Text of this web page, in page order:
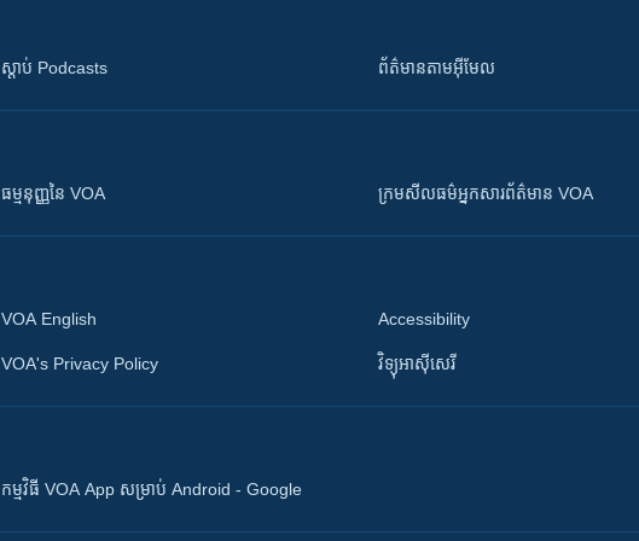
ស្តាប់ Podcasts ព័ត៌មាន​តាម​អ៊ីមែល
ធម្មនុញ្ញ​នៃ VOA ក្រម​​​សីលធម៌​​​អ្នក​​​សារព័ត៌មាន VOA
VOA English
VOA's Privacy Policy
Accessibility
វិទ្យុ​អាស៊ី​សេរី
កម្មវិធី​ VOA App សម្រាប់ Android - Google